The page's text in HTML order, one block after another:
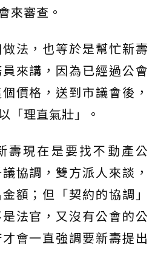
來審查。
法，也等於是幫忙新壽
來講，因為已經過公會
價格，送到市議會後，
「理直氣壯」。
壽現在是要找不動產公
協調，雙方派人來談，
額；但「契約的協調」
法官，又沒有公會的公
會一直強調要新壽提出